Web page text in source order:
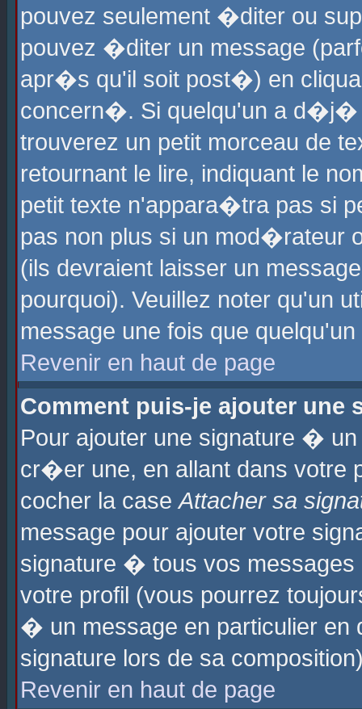
pouvez seulement �diter ou
pouvez �diter un message
apr�s qu'il soit post�) en
concern�. Si quelqu'un a
trouverez un petit morceau de
retournant le lire, indiquant le
petit texte n'appara�tra pas si
pas non plus si un mod�rateur
(ils devraient laisser un
pourquoi). Veuillez noter qu'un
message une fois que
Revenir en haut de page
Comment puis-je ajouter une
Pour ajouter une signature �
cr�er une, en allant dans
cocher la caseAttacher sa
message pour ajouter votre
signature � tous vos
votre profil (vous pourrez
� un message en particulier
signature lors de sa
Revenir en haut de page